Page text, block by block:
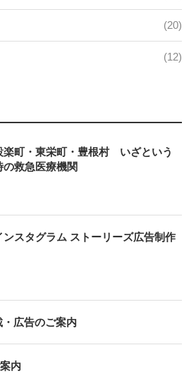
(20)
(12)
楽町・東栄町・豊根村 いざという
の救急医療機関
ンスタグラム ストーリーズ広告制作
広告のご案内
内